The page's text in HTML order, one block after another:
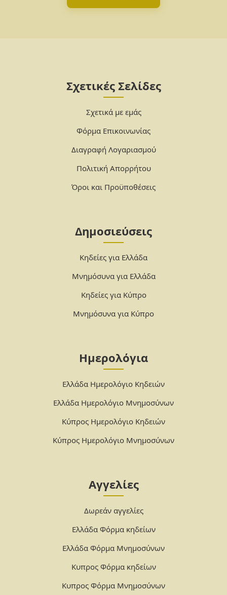
Σχετικές Σελίδες
Σχετικά με εμάς
Φόρμα Επικοινωνίας
Διαγραφή Λογαριασμού
Πολιτική Απορρήτου
Όροι και Προϋποθέσεις
Δημοσιεύσεις
Κηδείες για Ελλάδα
Μνημόσυνα για Ελλάδα
Κηδείες για Κύπρο
Μνημόσυνα για Κύπρο
Ημερολόγια
Ελλάδα Ημερολόγιο Κηδειών
Ελλάδα Ημερολόγιο Μνημοσύνων
Κύπρος Ημερολόγιο Κηδειών
Κύπρος Ημερολόγιο Μνημοσύνων
Αγγελίες
Δωρεάν αγγελίες
Ελλάδα Φόρμα κηδείων
Ελλάδα Φόρμα Μνημοσύνων
Κυπρος Φόρμα κηδείων
Κυπρος Φόρμα Μνημοσύνων